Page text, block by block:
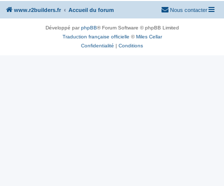
www.r2builders.fr Accueil du forum Nous contacter
Développé parphpBB® Forum Software © phpBB Limited
Traduction française officielle ©Miles Cellar
Confidentialité | Conditions